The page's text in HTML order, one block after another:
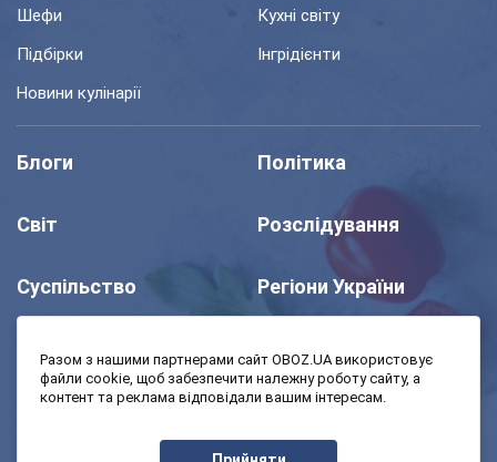
Шефи
Кухні світу
Підбірки
Інгрідієнти
Новини кулінарії
Блоги Політика
Світ Розслідування
Суспільство Регіони України
Моя школа
Разом з нашими партнерами сайт OBOZ.UA використовує
файли cookie, щоб забезпечити належну роботу сайту, а
контент та реклама відповідали вашим інтересам.